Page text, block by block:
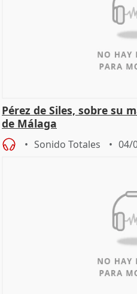
Pérez de Siles, sobre su
de Málaga
Sonido Totales 04/